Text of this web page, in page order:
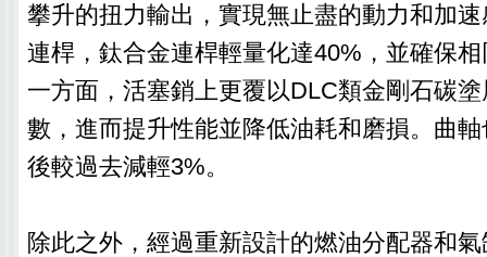
攀升的扭力輸出，實現無止盡的動力和加
連桿，鈦合金連桿輕量化達40%，並確保
一方面，活塞銷上更覆以DLC類金剛石碳
數，進而提升性能並降低油耗和磨損。曲
後較過去減輕3%。
除此之外，經過重新設計的燃油分配器和